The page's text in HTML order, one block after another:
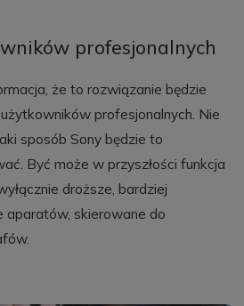
profesjonalnych
że to rozwiązanie będzie
profesjonalnych. Nie
sposób Sony będzie to
Być może w przyszłości funkcja
droższe, bardziej
aparatów, skierowane do